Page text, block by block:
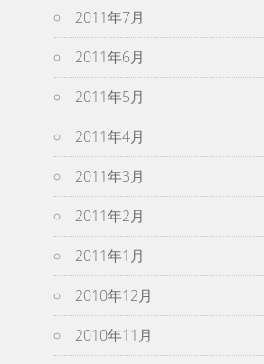
2011年7月
2011年6月
2011年5月
2011年4月
2011年3月
2011年2月
2011年1月
2010年12月
2010年11月